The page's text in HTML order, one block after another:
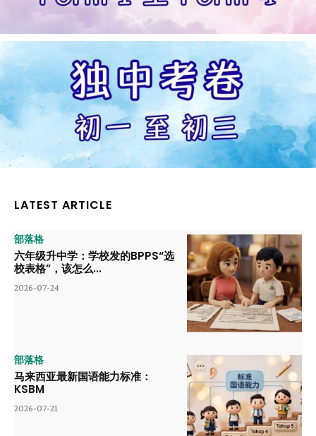
LATEST ARTICLE
部落格
六年级升中学：学校发的BPPS“选
校表格”，该怎么...
2026-07-24
部落格
马来西亚最新国语能力标准：
KSBM
2026-07-21